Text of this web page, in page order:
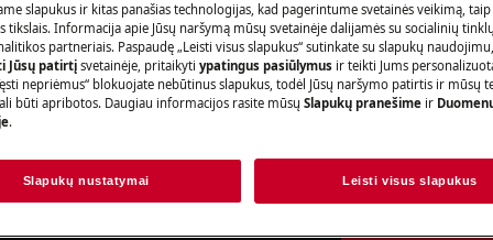
Užsisakykite
Baigėsi prietaiso
pasirūpinti jo
įeina mokestis už
papildomų išlaidų!
slapukus ir kitas panašias technologijas, kad pagerintume svetainės veikimą,
tikslais. Informacija apie Jūsų naršymą mūsų svetainėje dalijamės su socialinių
partneriais. Paspaudę „Leisti visus slapukus“ sutinkate su slapukų
Jūsų patirtįsvetainėje, pritaikyti ypatingus pasiūlymus ir teikti Jums
nepriėmus“ blokuojate nebūtinus slapukus, todėl Jūsų naršymo patirtis ir mūsų
būti apribotos. Daugiau informacijos rasite mūsų Slapukų pranešime ir
.
Slapukų nustatymai Leisti visus slapukus